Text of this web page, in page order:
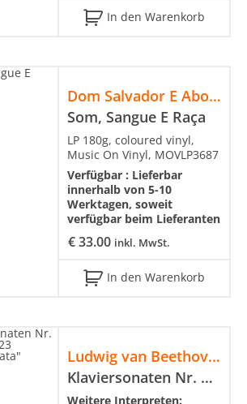
In den Warenkorb
Dom Salvador E Abolição
Som, Sangue E Raça
€33.00 inkl. MwSt.
LP 180g, coloured vinyl,
Music On Vinyl, MOVLP3687
Verfügbar : Lieferbar
innerhalb von 5-10
Werktagen, soweit
verfügbar beim Lieferanten
In den Warenkorb
Ludwig van Beethoven
Klaviersonaten Nr. Nr. 12 & 23 "Appassionata"
Weitere Interpreten: